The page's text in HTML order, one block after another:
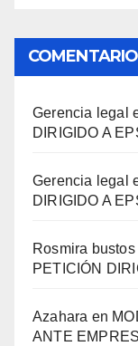
Gerencia legal
DIRIGIDO A
Gerencia legal
DIRIGIDO A
Rosmira bustos
PETICIÓN
Azahara en
ANTE